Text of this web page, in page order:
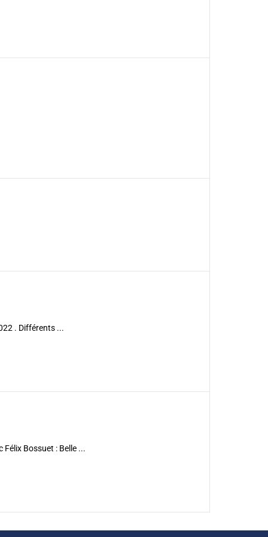
. Différents ...
Bossuet : Belle ...